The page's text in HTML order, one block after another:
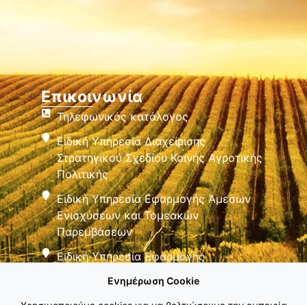
Επικοινωνία
Τηλεφωνικός κατάλογος
Ειδική Υπηρεσία Διαχείρισης
Στρατηγικού Σχεδίου Κοινής Αγροτικής
Πολιτικής
Ειδική Υπηρεσία Εφαρμογής Άμεσων
Ενισχύσεων και Τομεακών
Παρεμβάσεων
Ειδική Υπηρεσία Εφαρμογής
Ενημέρωση Cookie